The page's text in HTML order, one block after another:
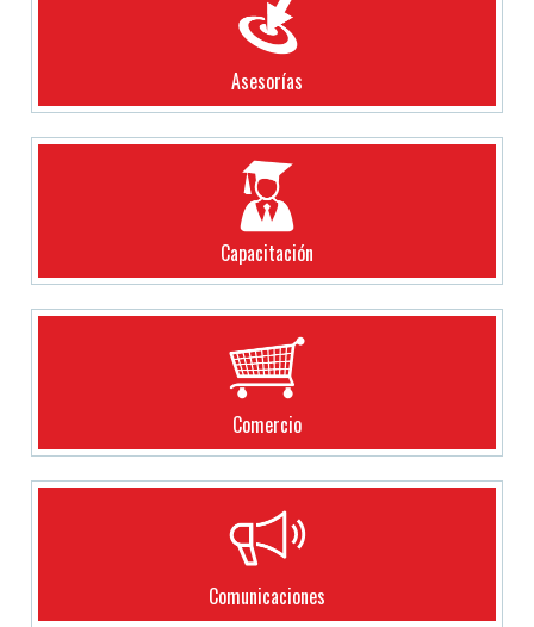
Asesorías
Capacitación
Comercio
Comunicaciones